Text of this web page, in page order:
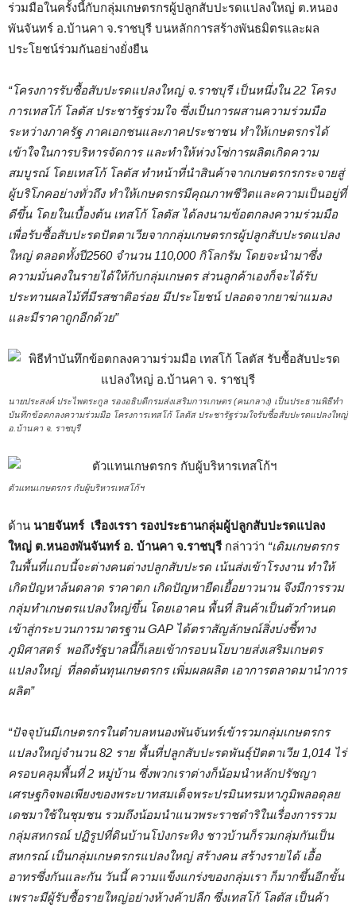
ร่วมมือในครั้งนี้กับกลุ่มเกษตรกรผู้ปลูกสับปะรดแปลงใหญ่ ต.หนอง
พันจันทร์ อ.บ้านคา จ.ราชบุรี บนหลักการสร้างพันธมิตรและผล
ประโยชน์ร่วมกันอย่างยั่งยืน
“โครงการรับซื้อสับปะรดแปลงใหญ่ จ.ราชบุรี เป็นหนึ่งใน 22 โครง
การเทสโก้ โลตัส ประชารัฐร่วมใจ ซึ่งเป็นการผสานความร่วมมือ
ระหว่างภาครัฐ ภาคเอกชนและภาคประชาชน ทำให้เกษตรกรได้
เข้าใจในการบริหารจัดการ และทำให้ห่วงโซ่การผลิตเกิดความ
สมบูรณ์ โดยเทสโก้ โลตัส ทำหน้าที่นำสินค้าจากเกษตรกรกระจายสู่
ผู้บริโภคอย่างทั่วถึง ทำให้เกษตรกรมีคุณภาพชีวิตและความเป็นอยู่ที่
ดีขึ้น โดยในเบื้องต้น เทสโก้ โลตัส ได้ลงนามข้อตกลงความร่วมมือ
เพื่อรับซื้อสับปะรดปัตตาเวียจากกลุ่มเกษตรกรผู้ปลูกสับปะรดแปลง
ใหญ่ ตลอดทั้งปี2560 จำนวน 110,000 กิโลกรัม โดยจะนำมาซึ่ง
ความมั่นคงในรายได้ให้กับกลุ่มเกษตร ส่วนลูกค้าเองก็จะได้รับ
ประทานผลไม้ที่มีรสชาติอร่อย มีประโยชน์ ปลอดจากยาฆ่าแมลง
และมีราคาถูกอีกด้วย”
นายประสงค์ ประไพตระกูล รองอธิบดีกรมส่งเสริมการเกษตร (คนกลาง) เป็นประธานพิธีทำ
บันทึกข้อตกลงความร่วมมือ โครงการเทสโก้ โลตัส ประชารัฐร่วมใจรับซื้อสับปะรดแปลงใหญ่
อ.บ้านคา จ. ราชบุรี
ตัวแทนเกษตรกร กับผู้บริหารเทสโก้ฯ
ด้าน นายจันทร์ เรืองเรรา รองประธานกลุ่มผู้ปลูกสับปะรดแปลง
ใหญ่ ต.หนองพันจันทร์ อ. บ้านคา จ.ราชบุรีกล่าวว่า “เดิมเกษตรกร
ในพื้นที่แถบนี้จะต่างคนต่างปลูกสับปะรด เน้นส่งเข้าโรงงาน ทำให้
เกิดปัญหาล้นตลาด ราคาตก เกิดปัญหายืดเยื้อยาวนาน จึงมีการรวม
กลุ่มทำเกษตรแปลงใหญ่ขึ้น โดยเอาคน พื้นที่ สินค้าเป็นตัวกำหนด
เข้าสู่กระบวนการมาตรฐานGAP ได้ตราสัญลักษณ์สิ่งบ่งชี้ทาง
ภูมิศาสตร์ พอถึงรัฐบาลนี้ก็เลยเข้ากรอบนโยบายส่งเสริมเกษตร
แปลงใหญ่ ที่ลดต้นทุนเกษตรกร เพิ่มผลผลิต เอาการตลาดมานำการ
ผลิต”
“ปัจจุบันมีเกษตรกรในตำบลหนองพันจันทร์เข้ารวมกลุ่มเกษตรกร
แปลงใหญ่จำนวน 82 ราย พื้นที่ปลูกสับปะรดพันธุ์ปัตตาเวีย 1,014 ไร่
ครอบคลุมพื้นที่ 2 หมู่บ้าน ซึ่งพวกเราต่างก็น้อมนำหลักปรัชญา
เศรษฐกิจพอเพียงของพระบาทสมเด็จพระปรมินทรมหาภูมิพลอดุลย
เดชมาใช้ในชุมชน รวมถึงน้อมนำแนวพระราชดำริในเรื่องการรวม
กลุ่มสหกรณ์ ปฏิรูปที่ดินบ้านโป่งกระทิง ชาวบ้านก็รวมกลุ่มกันเป็น
สหกรณ์ เป็นกลุ่มเกษตรกรแปลงใหญ่ สร้างคน สร้างรายได้ เอื้อ
อาทรซึ่งกันและกัน วันนี้ ความแข็งแกร่งของกลุ่มเรา ก็มากขึ้นอีกขั้น
เพราะมีผู้รับซื้อรายใหญ่อย่างห้างค้าปลีก ซึ่งเทสโก้ โลตัส เป็นค้า